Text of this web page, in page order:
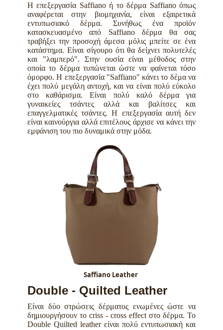
Η επεξεργασία Saffiano ή το δέρμα Saffiano όπως
αναφέρεται στην βιομηχανία, είναι εξαιρετικά
εντυπωσιακό δέρμα. Συνήθως ένα προϊόν
κατασκευασμένο από Saffiano δέρμα θα σας
τραβήξει την προσοχή άμεσα μόλις μπείτε σε ένα
κατάστημα. Είναι σίγουρο ότι θα δείχνει πολυτελές
και "λαμπερό". Στην ουσία είναι μέθοδος στην
οποία το δέρμα τυπώνεται ώστε να φαίνεται τόσο
όμορφο. H επεξεργασία "Saffiano" κάνει το δέμα να
έχει πολύ μεγάλη αντοχή, και να είναι πολύ εύκολο
στο καθάρισμα. Είναι πολύ καλό δέρμα για
γυναικείες τσάντες αλλά και βαλίτσες και
επαγγελματικές τσάντες. Η επεξεργασία αυτή δεν
είναι καινούργια αλλά επιτέλους άρχισε να κάνει την
εμφάνιση του πιο δυναμικά στην μόδα.
Saffiano Leather
Double - Quilted Leather
Είναι δύο στρώσεις δέρματος ενωμένες ώστε να
δημιουργήσουν το criss - cross effect στο δέρμα. Το
Double Quilted leather είναι πολύ εντυπωσιακή και